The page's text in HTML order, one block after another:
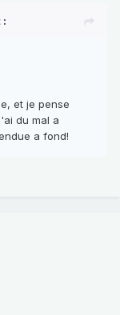
:
et je pense
du mal a
a fond!